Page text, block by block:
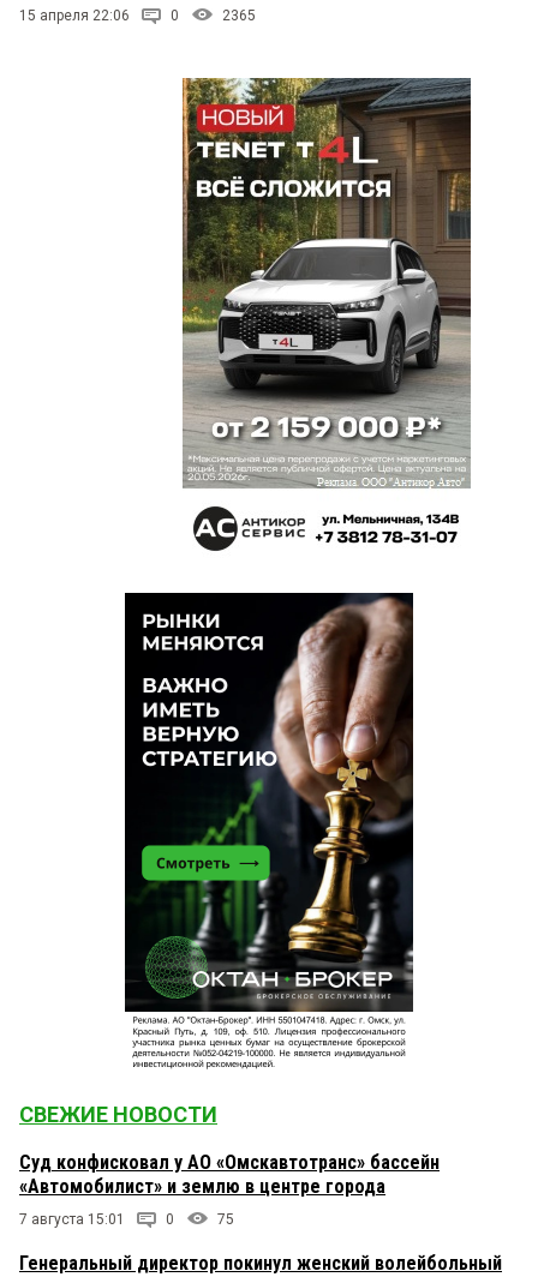
15 апреля 22:06 0 2365
СВЕЖИЕ НОВОСТИ
Суд конфисковал у АО «Омскавтотранс» бассейн
«Автомобилист» и землю в центре города
7 августа 15:01 0 75
Генеральный директор покинул женский волейбольный